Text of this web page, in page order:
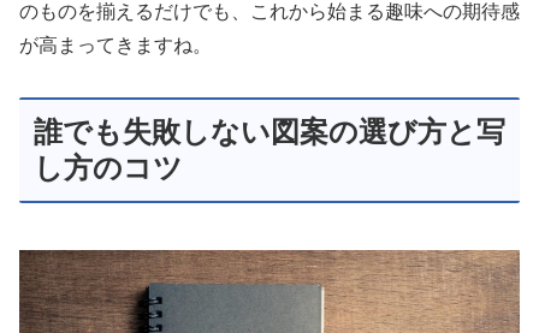
のものを揃えるだけでも、これから始まる趣味への期待感
が高まってきますね。
誰でも失敗しない図案の選び方と写
し方のコツ